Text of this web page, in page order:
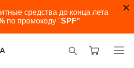
средства до конца лета
по промокоду "SPF"